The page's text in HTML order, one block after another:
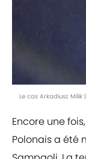
Le cas Arkadiusz
Encore une
Polonais a été